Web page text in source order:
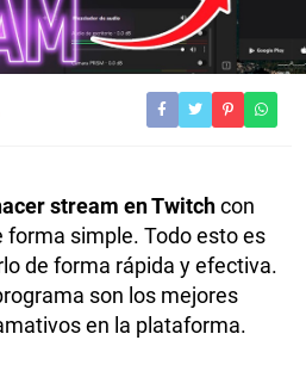
stream en Twitchcon
forma simple. Todo esto es
de forma rápida y efectiva.
son los mejores
en la plataforma.